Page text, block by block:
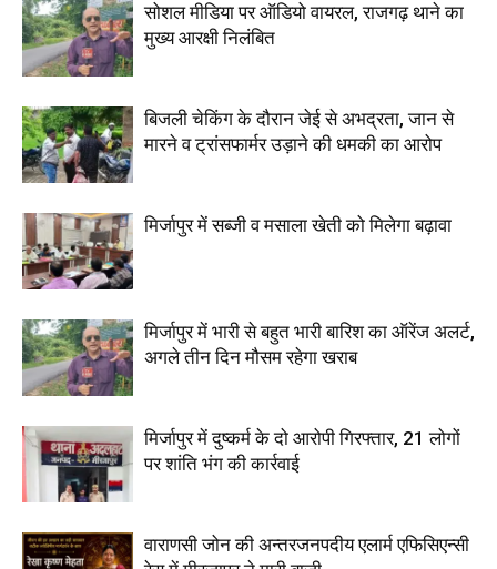
सोशल मीडिया पर ऑडियो वायरल, राजगढ़ थाने का
मुख्य आरक्षी निलंबित
बिजली चेकिंग के दौरान जेई से अभद्रता, जान से
मारने व ट्रांसफार्मर उड़ाने की धमकी का आरोप
मिर्जापुर में सब्जी व मसाला खेती को मिलेगा बढ़ावा
मिर्जापुर में भारी से बहुत भारी बारिश का ऑरेंज अलर्ट,
अगले तीन दिन मौसम रहेगा खराब
मिर्जापुर में दुष्कर्म के दो आरोपी गिरफ्तार, 21 लोगों
पर शांति भंग की कार्रवाई
वाराणसी जोन की अन्तरजनपदीय एलार्म एफिसिएन्सी